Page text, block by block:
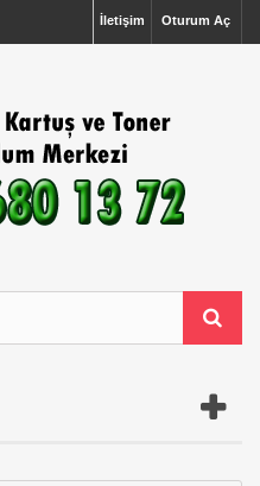
Oturum Aç
İletişim